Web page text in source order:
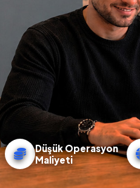
Düşük Operasyon
Maliyeti